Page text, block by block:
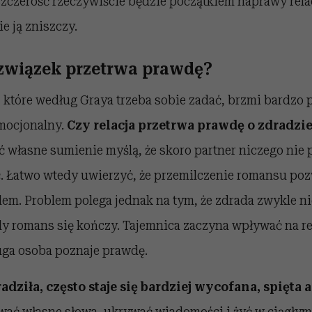
ją zniszczy.
przetrwa prawdę?
według Graya trzeba sobie zadać, brzmi bardzo
Czy relacja przetrwa prawdę o
własne sumienie myślą, że skoro partner niczego nie
Łatwo wtedy uwierzyć, że przemilczenie romansu
Problem polega jednak na tym, że zdrada zwykle
romans się kończy. Tajemnica zaczyna wpływać na
osoba poznaje prawdę.
często staje się bardziej wycofana, spięta